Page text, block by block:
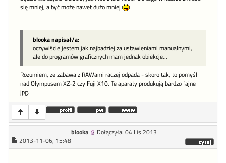
się mniej, a być może nawet dużo mniej
blooka napisał/a:
oczywiście jestem jak najbadziej za ustawieniami manualnymi,
ale do programów graficznych mam jednak obiekcje...
Rozumiem, ze zabawa z RAWami raczej odpada - skoro tak, to pomyśl
nad Olympusem XZ-2 czy Fuji X10. Te aparaty produkują bardzo fajne
jpg.
blooka
Dołączyła: 04 Lis 2013
2013-11-06, 15:48